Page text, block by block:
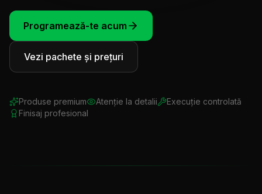
Programează-te
Programează-te acum
Vezi pachete și prețuri
Produse premium Atenție la detalii
Execuție controlată
Finisaj profesional